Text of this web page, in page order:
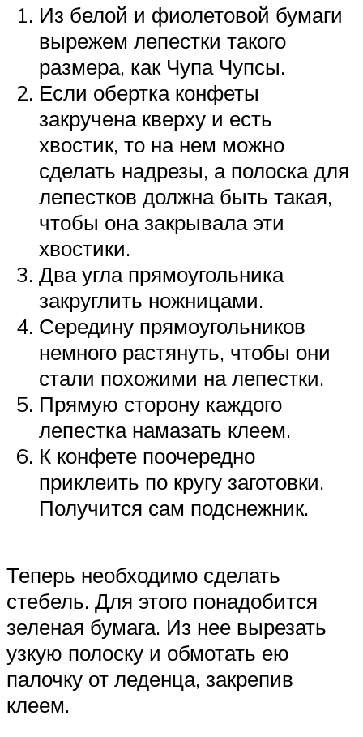
Из белой и фиолетовой бумаги
вырежем лепестки такого
размера, как Чупа Чупсы.
Если обертка конфеты
закручена кверху и есть
хвостик, то на нем можно
сделать надрезы, а полоска для
лепестков должна быть такая,
чтобы она закрывала эти
хвостики.
Два угла прямоугольника
закруглить ножницами.
Середину прямоугольников
немного растянуть, чтобы они
стали похожими на лепестки.
Прямую сторону каждого
лепестка намазать клеем.
К конфете поочередно
приклеить по кругу заготовки.
Получится сам подснежник.
Теперь необходимо сделать
стебель. Для этого понадобится
зеленая бумага. Из нее вырезать
узкую полоску и обмотать ею
палочку от леденца, закрепив
клеем.